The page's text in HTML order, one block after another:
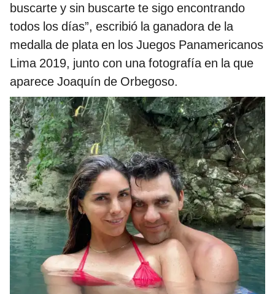
buscarte y sin buscarte te sigo encontrando
todos los días”, escribió la ganadora de la
medalla de plata en los Juegos Panamericanos
Lima 2019, junto con una fotografía en la que
aparece Joaquín de Orbegoso.